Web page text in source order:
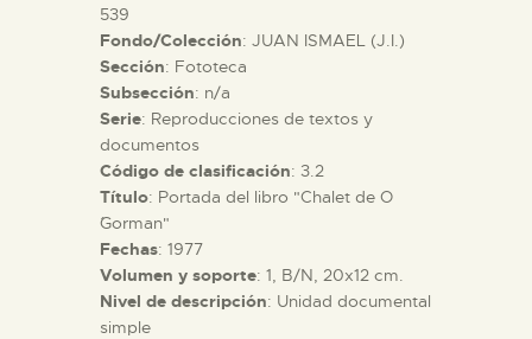
ACTIVIDADES
█
EL MUSEO
COLECCIONES
DIDÁCTICA
539
Fondo/Colección: JUAN ISMAEL (J.I.)
Sección: Fototeca
Subsección: n/a
Serie: Reproducciones de textos y
documentos
Código de clasificación: 3.2
Título: Portada del libro "Chalet de O
´Gorman"
Fechas: 1977
Volumen y soporte: 1, B/N, 20x12 cm.
Nivel de descripción: Unidad documental
simple